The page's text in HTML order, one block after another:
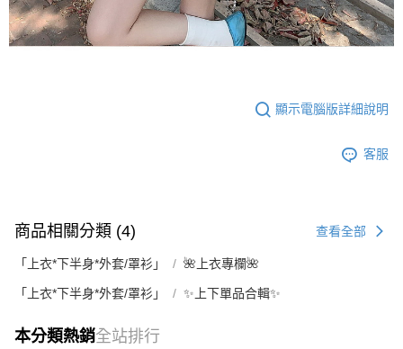
顯示電腦版詳細說明
客服
商品相關分類 (4) 查看全部
「上衣*下半身*外套/罩衫」 🌺上衣專欄🌺
「上衣*下半身*外套/罩衫」 ✨上下單品合輯✨
本分類熱銷全站排行